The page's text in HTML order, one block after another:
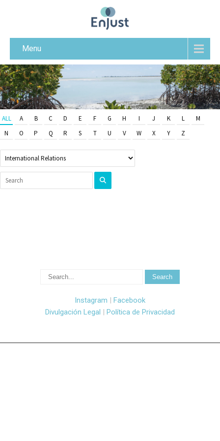
Menu
ALL A B C D E F G H I J K L
M
N
O P Q R S T U V W X Y Z
Instagram | Facebook
Divulgación Legal | Política de Privacidad